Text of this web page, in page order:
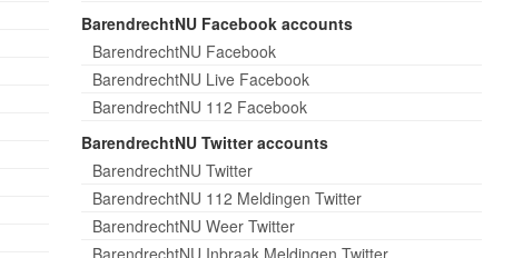
BarendrechtNU Facebook accounts
BarendrechtNU Facebook
BarendrechtNU Live Facebook
BarendrechtNU 112 Facebook
BarendrechtNU Twitter accounts
BarendrechtNU Twitter
BarendrechtNU 112 Meldingen Twitter
BarendrechtNU Weer Twitter
BarendrechtNU Inbraak Meldingen Twitter